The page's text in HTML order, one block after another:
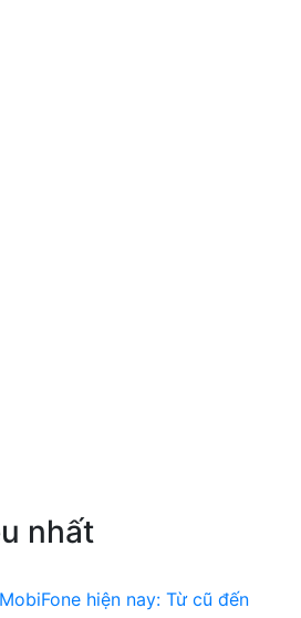
nhất
hiện nay: Từ cũ đến